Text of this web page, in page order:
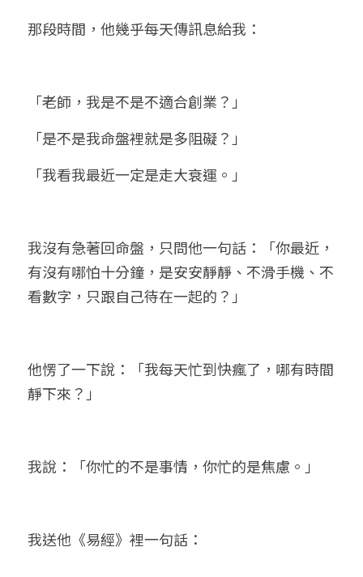
那段時間，他幾乎每天傳訊息給我：
「老師，我是不是不適合創業？」
「是不是我命盤裡就是多阻礙？」
「我看我最近一定是走大衰運。」
我沒有急著回命盤，只問他一句話：「你最近，
有沒有哪怕十分鐘，是安安靜靜、不滑手機、不
看數字，只跟自己待在一起的？」
他愣了一下說：「我每天忙到快瘋了，哪有時間
靜下來？」
我說：「你忙的不是事情，你忙的是焦慮。」
我送他《易經》裡一句話：